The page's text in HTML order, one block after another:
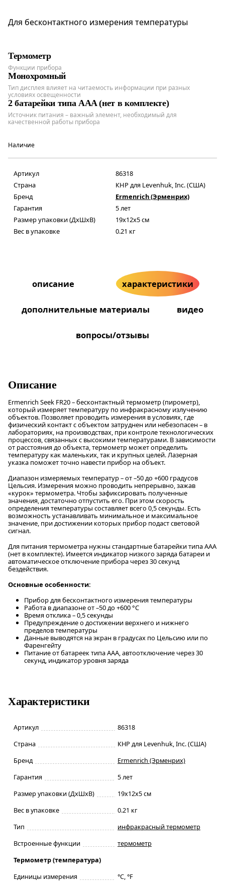
Для бесконтактного измерения температуры
Термометр
Функции прибора
Монохромный
Тип дисплея влияет на читаемость информации при разных
условиях освещенности
2 батарейки типа AAA (нет в комплекте)
Источник питания – важный элемент, необходимый для
качественной работы прибора
Наличие
Артикул
86318
Страна
КНР для Levenhuk, Inc. (США)
Бренд
Ermenrich (Эрменрих)
Гарантия
5 лет
Размер упаковки (ДxШxВ)
19x12x5 см
Вес в упаковке
0.21 кг
описание характеристики
дополнительные материалы видео
вопросы/отзывы
Описание
Ermenrich Seek FR20 – бесконтактный термометр (пирометр),
который измеряет температуру по инфракрасному излучению
объектов. Позволяет проводить измерения в условиях, где
физический контакт с объектом затруднен или небезопасен – в
лабораториях, на производствах, при контроле технологических
процессов, связанных с высокими температурами. В зависимости
от расстояния до объекта, термометр может определить
температуру как маленьких, так и крупных целей. Лазерная
указка поможет точно навести прибор на объект.
Диапазон измеряемых температур – от –50 до +600 градусов
Цельсия. Измерения можно проводить непрерывно, зажав
«курок» термометра. Чтобы зафиксировать полученные
значения, достаточно отпустить его. При этом скорость
определения температуры составляет всего 0,5 секунды. Есть
возможность устанавливать минимальное и максимальное
значение, при достижении которых прибор подаст световой
сигнал.
Для питания термометра нужны стандартные батарейки типа ААА
(нет в комплекте). Имеется индикатор низкого заряда батареи и
автоматическое отключение прибора через 30 секунд
бездействия.
Основные особенности:
Прибор для бесконтактного измерения температуры
Работа в диапазоне от –50 до +600 °C
Время отклика – 0,5 секунды
Предупреждение о достижении верхнего и нижнего
пределов температуры
Данные выводятся на экран в градусах по Цельсию или по
Фаренгейту
Питание от батареек типа ААА, автоотключение через 30
секунд, индикатор уровня заряда
Характеристики
Артикул
86318
Страна
КНР для Levenhuk, Inc. (США)
Бренд
Ermenrich (Эрменрих)
Гарантия
5 лет
Размер упаковки (ДxШxВ)
19x12x5 см
Вес в упаковке
0.21 кг
Тип
инфракрасный термометр
Встроенные функции
термометр
Термометр (температура)
Единицы измерения
°C, °F